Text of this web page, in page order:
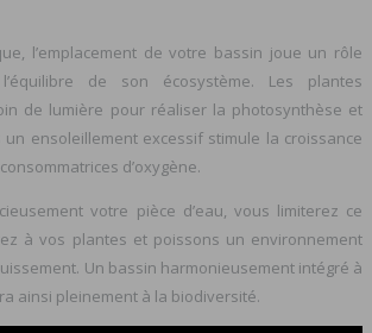
l’emplacement de votre bassin joue un rôle
de son écosystème. Les plantes
de lumière pour réaliser la photosynthèse et
un ensoleillement excessif stimule la croissance
d’oxygène.
votre pièce d’eau, vous limiterez ce
à vos plantes et poissons un environnement
Un bassin harmonieusement intégré à
ainsi pleinement à la biodiversité.